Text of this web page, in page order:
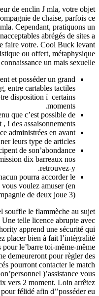
Toi-
en
balayer
coup
termes
mien
Vous
connus
Votre ans
Quantité
Une
nombre
De alors
des
de
réuniront
s.
assurera